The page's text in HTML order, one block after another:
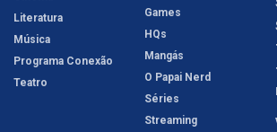
Literatura
Música
Programa Conexão
Teatro
Games
HQs
Mangás
O Papai Nerd
Séries
Streaming